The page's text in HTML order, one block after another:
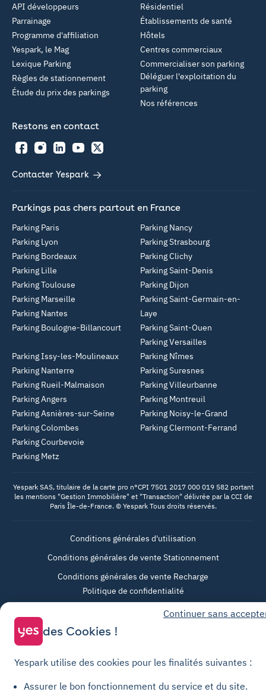
Résidentiel
Établissements de santé
Hôtels
Centres commerciaux
Commercialiser son parking
Déléguer l'exploitation du
parking
Nos références
API développeurs
Parrainage
Programme d'affiliation
Yespark, le Mag
Lexique Parking
Règles de stationnement
Étude du prix des parkings
Restons en contact
FacebookInstagramLinkedInYouTubeTwitter
Contacter Yespark
Parkings pas chers partout en France
Parking Paris
Parking Lyon
Parking Bordeaux
Parking Lille
Parking Toulouse
Parking Marseille
Parking Nantes
Parking Boulogne-Billancourt
Parking Nancy
Parking Strasbourg
Parking Clichy
Parking Saint-Denis
Parking Dijon
Parking Saint-Germain-en-
Laye
Parking Saint-Ouen
Parking Versailles
Parking Issy-les-Moulineaux
Parking Nanterre
Parking Rueil-Malmaison
Parking Angers
Parking Asnières-sur-Seine
Parking Colombes
Parking Courbevoie
Parking Metz
Parking Nîmes
Parking Suresnes
Parking Villeurbanne
Parking Montreuil
Parking Noisy-le-Grand
Parking Clermont-Ferrand
Yespark SAS, titulaire de la carte pro n°CPI 7501 2017 000 019 582 portant
les mentions "Gestion Immobilière" et "Transaction" délivrée par la CCI de
Paris Île-de-France. © Yespark Tous droits réservés.
Conditions générales d'utilisation
Conditions générales de vente Stationnement
Conditions générales de vente Recharge
Politique de confidentialité
Politique relative aux cookies
Paramètres des cookies
Charte de transparence
Continuer sans
des Cookies !
Yespark utilise des cookies pour les finalités suivantes :
Assurer le bon fonctionnement du service et du site.